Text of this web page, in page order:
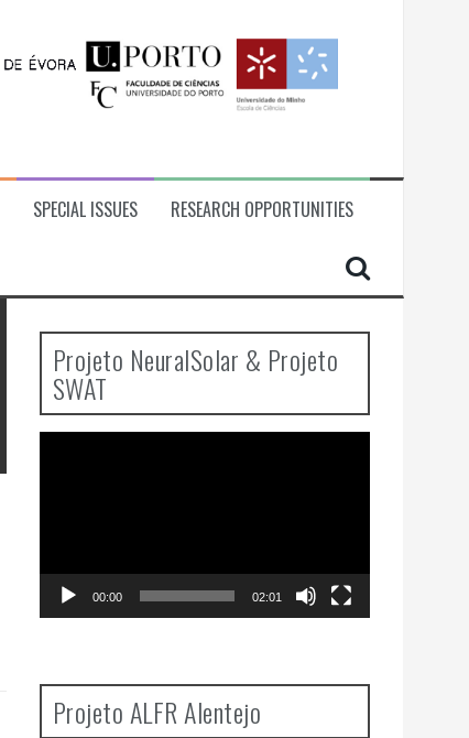
SPECIAL ISSUES RESEARCH OPPORTUNITIES
Projeto NeuralSolar & Projeto
SWAT
00:00 02:01
Projeto ALFR Alentejo